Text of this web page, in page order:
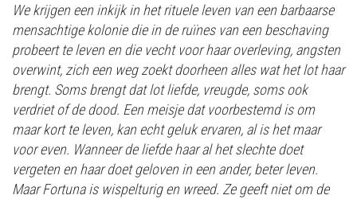
We krijgen een inkijk in het rituele leven van een barbaarse
mensachtige kolonie die in de ruïnes van een beschaving
probeert te leven en die vecht voor haar overleving, angsten
overwint, zich een weg zoekt doorheen alles wat het lot haar
brengt. Soms brengt dat lot liefde, vreugde, soms ook
verdriet of de dood. Een meisje dat voorbestemd is om
maar kort te leven, kan echt geluk ervaren, al is het maar
voor even. Wanneer de liefde haar al het slechte doet
vergeten en haar doet geloven in een ander, beter leven.
Maar Fortuna is wispelturig en wreed. Ze geeft niet om de